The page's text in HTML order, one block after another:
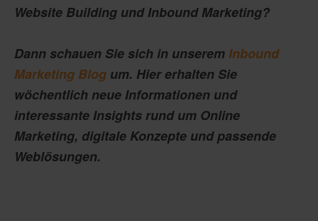
Website Building und Inbound Marketing?
Dann schauen Sie sich in unseremInbound
Marketing Blog um. Hier erhalten Sie
wöchentlich neue Informationen und
interessante Insights rund um Online
Marketing, digitale Konzepte und passende
Weblösungen.